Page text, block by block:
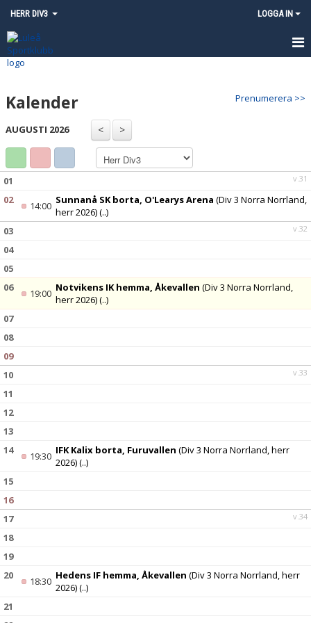
HERR DIV3 LOGGA IN
HEM
NYHETER
KALENDER
KONTAKT
INSTAGRAM - LULEÅ SK HERR
Prenumerera >>
Kalender
AUGUSTI 2026
v.31
01
02
14:00 Sunnanå SK borta, O'Learys Arena (Div 3 Norra Norrland,
herr 2026)(..)
v.32
03
04
05
06
19:00 Notvikens IK hemma, Åkevallen (Div 3 Norra Norrland,
herr 2026)(..)
07
08
09
v.33
10
11
12
13
14
19:30 IFK Kalix borta, Furuvallen (Div 3 Norra Norrland, herr
2026)(..)
15
16
v.34
17
18
19
20
18:30 Hedens IF hemma, Åkevallen (Div 3 Norra Norrland, herr
2026)(..)
21